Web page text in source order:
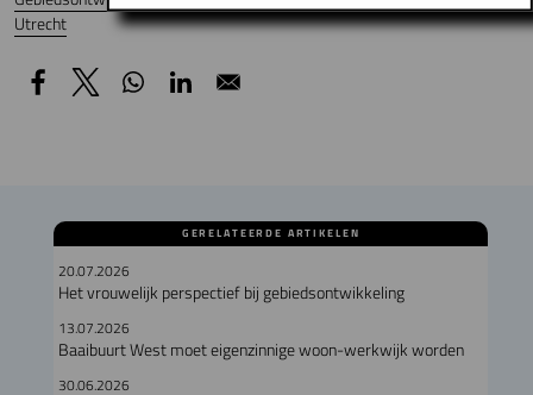
Utrecht
GERELATEERDE ARTIKELEN
20.07.2026
Het vrouwelijk perspectief bij gebiedsontwikkeling
13.07.2026
Baaibuurt West moet eigenzinnige woon-werkwijk worden
30.06.2026